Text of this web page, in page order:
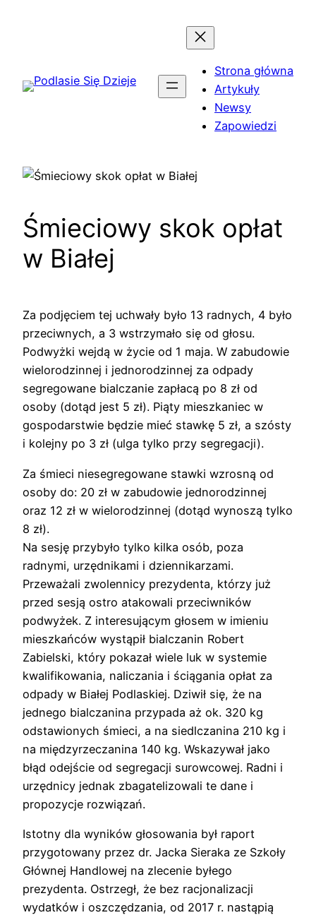
Strona główna
Artykuły
Newsy
Zapowiedzi
Śmieciowy skok opłat
w Białej
Za podjęciem tej uchwały było 13 radnych, 4 było
przeciwnych, a 3 wstrzymało się od głosu.
Podwyżki wejdą w życie od 1 maja. W zabudowie
wielorodzinnej i jednorodzinnej za odpady
segregowane bialczanie zapłacą po 8 zł od
osoby (dotąd jest 5 zł). Piąty mieszkaniec w
gospodarstwie będzie mieć stawkę 5 zł, a szósty
i kolejny po 3 zł (ulga tylko przy segregacji).
Za śmieci niesegregowane stawki wzrosną od
osoby do: 20 zł w zabudowie jednorodzinnej
oraz 12 zł w wielorodzinnej (dotąd wynoszą tylko
8 zł).
Na sesję przybyło tylko kilka osób, poza
radnymi, urzędnikami i dziennikarzami.
Przeważali zwolennicy prezydenta, którzy już
przed sesją ostro atakowali przeciwników
podwyżek. Z interesującym głosem w imieniu
mieszkańców wystąpił bialczanin Robert
Zabielski, który pokazał wiele luk w systemie
kwalifikowania, naliczania i ściągania opłat za
odpady w Białej Podlaskiej. Dziwił się, że na
jednego bialczanina przypada aż ok. 320 kg
odstawionych śmieci, a na siedlczanina 210 kg i
na międzyrzeczanina 140 kg. Wskazywał jako
błąd odejście od segregacji surowcowej. Radni i
urzędnicy jednak zbagatelizowali te dane i
propozycje rozwiązań.
Istotny dla wyników głosowania był raport
przygotowany przez dr. Jacka Sieraka ze Szkoły
Głównej Handlowej na zlecenie byłego
prezydenta. Ostrzegł, że bez racjonalizacji
wydatków i oszczędzania, od 2017 r. nastąpią